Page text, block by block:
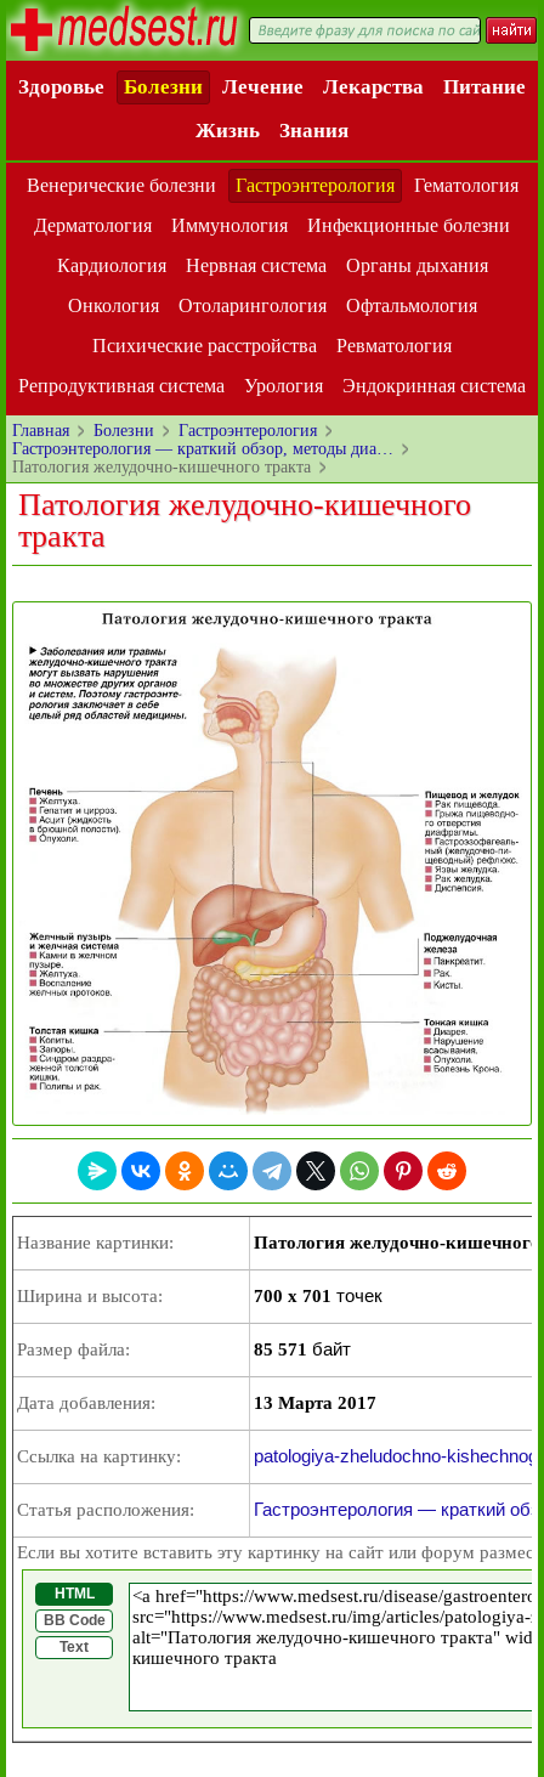
Здоровье Болезни Лечение Лекарства
Питание
Жизнь
Знания
Венерические болезни Гастроэнтерология
Гематология
Дерматология
Иммунология
Инфекционные болезни
Кардиология
Нервная система
Органы дыхания
Онкология
Отоларингология
Офтальмология
Психические расстройства
Ревматология
Репродуктивная система
Урология Эндокринная система
Главная Болезни
Гастроэнтерология
Гастроэнтерология — краткий обзор, методы диа…
Патология желудочно-кишечного тракта
Патология желудочно-кишечного
тракта
Название картинки: Патология желудочно-кишечного
Ширина и высота: 700 x 701 точек
Размер файла: 85 571 байт
Дата добавления: 13 Марта 2017
Ссылка на картинку: patologiya-zheludochno-
Статья расположения: Гастроэнтерология — краткий
Если вы хотите вставить эту картинку на сайт или форум
HTML
BB Code
Text